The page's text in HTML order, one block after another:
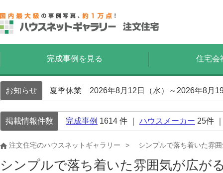
完成事例を見る 住宅会
お知らせ 夏季休業 2026年8月12日（水）～2026年8月
掲載情報件数 完成事例 1614 件 ｜ ハウスメーカー 25件
注文住宅のハウスネットギャラリー シンプルで落ち着いた雰
シンプルで落ち着いた雰囲気が広が